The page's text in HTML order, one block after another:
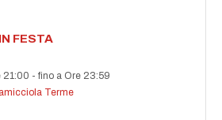
FESTA
21:00 -fino a Ore 23:59
Terme